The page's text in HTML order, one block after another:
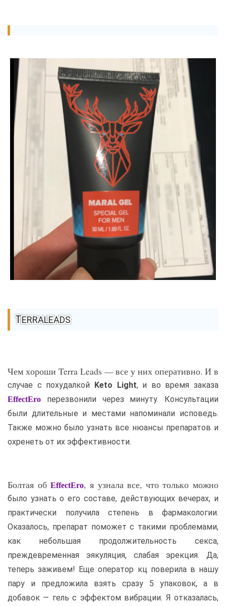
TERRALEADS
Чем хороши Terra Leads — все у них оперативно. И в
случае с похудалкой Keto Light, и во время заказа
EffectEro перезвонили через минуту. Консультации
были длительные и местами напоминали исповедь.
Также можно было узнать все нюансы препаратов и
охренеть от их эффективности.
Болтая обEffectEro, я узнала все, что только можно
было узнать о его составе, действующих вечерах, и
практически получила степень в фармакологии.
Оказалось, препарат поможет с такими проблемами,
как небольшая продолжительность секса,
преждевременная эякуляция, слабая эрекция. Да,
теперь заживем! Еще оператор кц поверила в нашу
пару и предложила взять сразу 5 упаковок, а в
добавок — гель с эффектом вибрации. Я отказалась,